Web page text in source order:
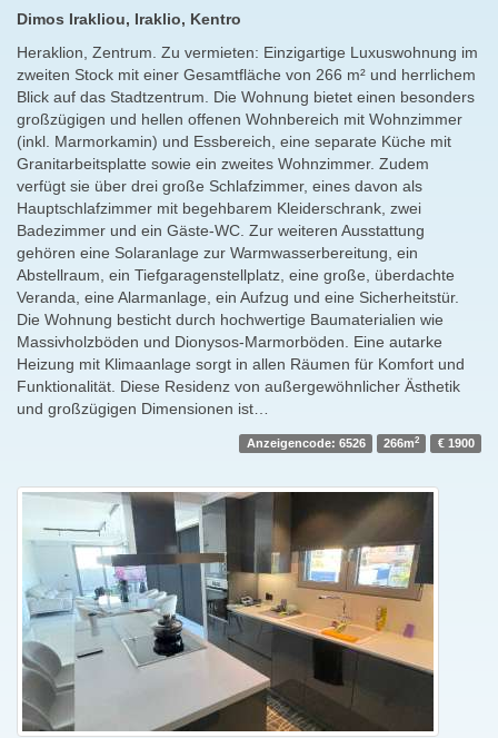
Dimos Irakliou, Iraklio, Kentro
Heraklion, Zentrum. Zu vermieten: Einzigartige Luxuswohnung im
zweiten Stock mit einer Gesamtfläche von 266 m² und herrlichem
Blick auf das Stadtzentrum. Die Wohnung bietet einen besonders
großzügigen und hellen offenen Wohnbereich mit Wohnzimmer
(inkl. Marmorkamin) und Essbereich, eine separate Küche mit
Granitarbeitsplatte sowie ein zweites Wohnzimmer. Zudem
verfügt sie über drei große Schlafzimmer, eines davon als
Hauptschlafzimmer mit begehbarem Kleiderschrank, zwei
Badezimmer und ein Gäste-WC. Zur weiteren Ausstattung
gehören eine Solaranlage zur Warmwasserbereitung, ein
Abstellraum, ein Tiefgaragenstellplatz, eine große, überdachte
Veranda, eine Alarmanlage, ein Aufzug und eine Sicherheitstür.
Die Wohnung besticht durch hochwertige Baumaterialien wie
Massivholzböden und Dionysos-Marmorböden. Eine autarke
Heizung mit Klimaanlage sorgt in allen Räumen für Komfort und
Funktionalität. Diese Residenz von außergewöhnlicher Ästhetik
und großzügigen Dimensionen ist…
Anzeigencode: 6526 266m2 € 1900